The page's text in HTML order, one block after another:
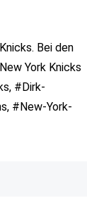
Bei den
York Knicks
#Dirk-
#New-York-